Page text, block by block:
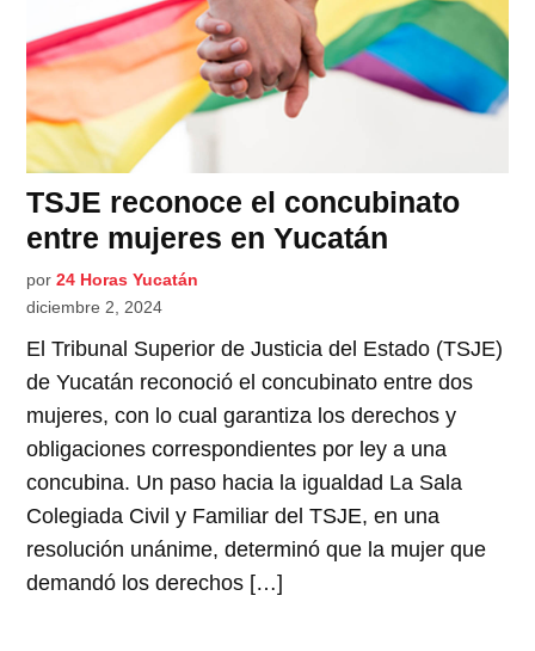
TSJE reconoce el concubinato
entre mujeres en Yucatán
por 24 Horas Yucatán
diciembre 2, 2024
El Tribunal Superior de Justicia del Estado (TSJE)
de Yucatán reconoció el concubinato entre dos
mujeres, con lo cual garantiza los derechos y
obligaciones correspondientes por ley a una
concubina. Un paso hacia la igualdad La Sala
Colegiada Civil y Familiar del TSJE, en una
resolución unánime, determinó que la mujer que
demandó los derechos […]